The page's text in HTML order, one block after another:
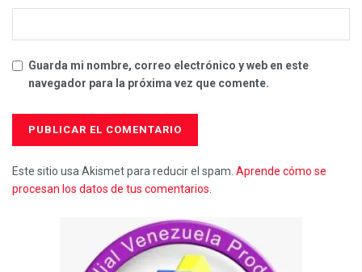
Guarda mi nombre, correo electrónico y web en este
navegador para la próxima vez que comente.
Este sitio usa Akismet para reducir el spam. Aprende cómo se
procesan los datos de tus comentarios.